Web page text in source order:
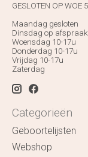
GESLOTEN OP WOE
Maandag gesloten
Dinsdag op afspraak
Woensdag 10-17u
Donderdag 10-17u
Vrijdag 10-17u
Zaterdag
Categorieën
Geboortelijsten
Webshop